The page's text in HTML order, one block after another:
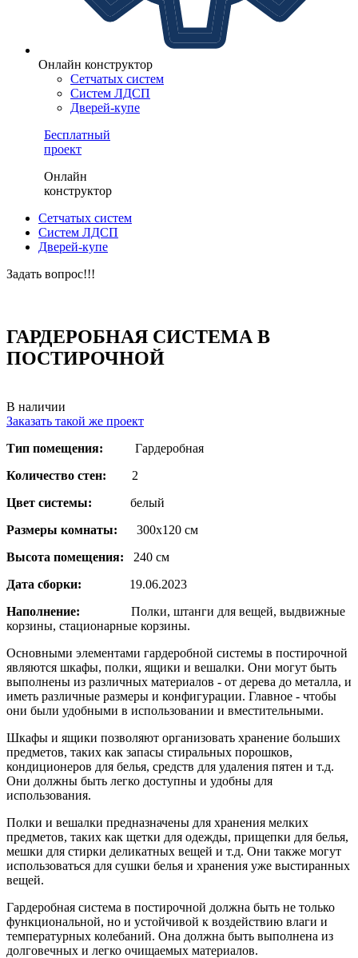
Онлайн конструктор
Сетчатых систем
Систем ЛДСП
Дверей-купе
Бесплатный
проект
Онлайн
конструктор
Сетчатых систем
Систем ЛДСП
Дверей-купе
Задать вопрос!!!
ГАРДЕРОБНАЯ СИСТЕМА В
ПОСТИРОЧНОЙ
В наличии
Заказать такой же проект
Тип помещения:
Гардеробная
Количество стен: 2
Цвет системы: белый
Размеры комнаты: 300х120 см
Высота помещения: 240 см
Дата сборки: 19.06.2023
Наполнение: Полки, штанги для вещей, выдвижные
корзины, стационарные корзины.
Основными элементами гардеробной системы в постирочной
являются шкафы, полки, ящики и вешалки. Они могут быть
выполнены из различных материалов - от дерева до металла, и
иметь различные размеры и конфигурации. Главное - чтобы
они были удобными в использовании и вместительными.
Шкафы и ящики позволяют организовать хранение больших
предметов, таких как запасы стиральных порошков,
кондиционеров для белья, средств для удаления пятен и т.д.
Они должны быть легко доступны и удобны для
использования.
Полки и вешалки предназначены для хранения мелких
предметов, таких как щетки для одежды, прищепки для белья,
мешки для стирки деликатных вещей и т.д. Они также могут
использоваться для сушки белья и хранения уже выстиранных
вещей.
Гардеробная система в постирочной должна быть не только
функциональной, но и устойчивой к воздействию влаги и
температурных колебаний. Она должна быть выполнена из
долговечных и легко очищаемых материалов.